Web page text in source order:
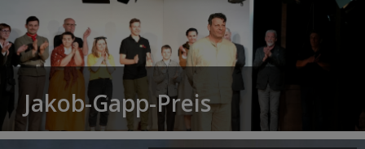
Jakob-Gapp-Preis